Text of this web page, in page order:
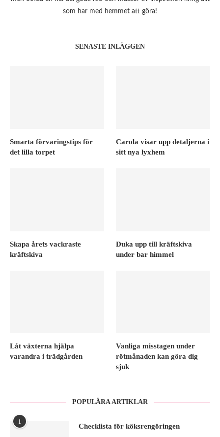
som har med hemmet att göra!
SENASTE INLÄGGEN
Smarta förvaringstips för
det lilla torpet
Carola visar upp detaljerna i
sitt nya lyxhem
Skapa årets vackraste
kräftskiva
Duka upp till kräftskiva
under bar himmel
Låt växterna hjälpa
varandra i trädgården
Vanliga misstagen under
rötmånaden kan göra dig
sjuk
POPULÄRA ARTIKLAR
1
Checklista för köksrengöringen